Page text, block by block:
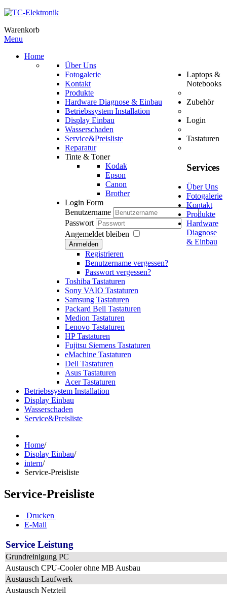
Warenkorb
Menu
Home
Über Uns
Fotogalerie
Kontakt
Produkte
Hardware Diagnose & Einbau
Betriebssystem Installation
Display Einbau
Wasserschaden
Service&Preisliste
Laptops &
Notebooks
Reparatur
Zubehör
Tinte & Toner
Kodak
Epson
Canon
Brother
Login
Login Form
Benutzername
Passwort
Angemeldet bleiben
Anmelden
Registrieren
Benutzername vergessen?
Passwort vergessen?
Tastaturen
Toshiba Tastaturen
Sony VAIO Tastaturen
Samsung Tastaturen
Packard Bell Tastaturen
Medion Tastaturen
Lenovo Tastaturen
HP Tastaturen
Fujitsu Siemens Tastaturen
eMachine Tastaturen
Dell Tastaturen
Asus Tastaturen
Acer Tastaturen
Services
Über Uns
Fotogalerie
Kontakt
Produkte
Hardware
Diagnose
& Einbau
Betriebssystem Installation
Display Einbau
Wasserschaden
Service&Preisliste
Home/
Display Einbau/
intern/
Service-Preisliste
Service-Preisliste
Drucken
E-Mail
Service Leistung
Grundreinigung PC
Austausch CPU-Cooler ohne MB Ausbau
Austausch Laufwerk
Austausch Netzteil